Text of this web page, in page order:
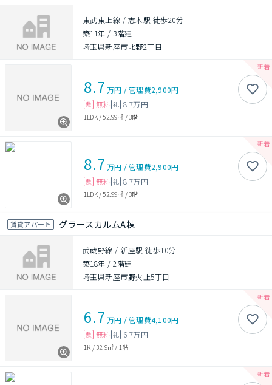
東武東上線 / 志木駅 徒歩20分
築11年 / 3階建
埼玉県新座市北野2丁目
8.7 万円 /管理費2,900円
敷 無料 礼 8.7万円
1LDK/52.99㎡ /3階
8.7 万円 /管理費2,900円
敷 無料 礼 8.7万円
1LDK/52.99㎡ /3階
賃貸アパート グラースカルムA棟
武蔵野線 / 新座駅 徒歩10分
築18年 /2階建
埼玉県新座市野火止5丁目
6.7 万円 /管理費4,100円
敷 無料 礼 6.7万円
1K /32.9㎡ / 1階